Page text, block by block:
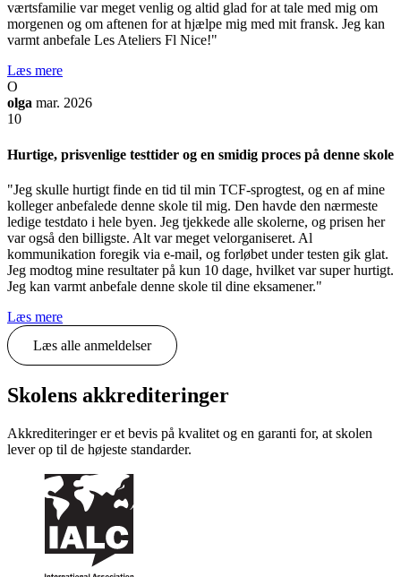
værtsfamilie var meget venlig og altid glad for at tale med mig om
morgenen og om aftenen for at hjælpe mig med mit fransk. Jeg kan
varmt anbefale Les Ateliers Fl Nice!"
Læs mere
O
olga mar. 2026
10
Hurtige, prisvenlige testtider og en smidig proces på denne skole
"Jeg skulle hurtigt finde en tid til min TCF-sprogtest, og en af mine
kolleger anbefalede denne skole til mig. Den havde den nærmeste
ledige testdato i hele byen. Jeg tjekkede alle skolerne, og prisen her
var også den billigste. Alt var meget velorganiseret. Al
kommunikation foregik via e-mail, og forløbet under testen gik glat.
Jeg modtog mine resultater på kun 10 dage, hvilket var super hurtigt.
Jeg kan varmt anbefale denne skole til dine eksamener."
Læs mere
Læs alle anmeldelser
Skolens akkrediteringer
Akkrediteringer er et bevis på kvalitet og en garanti for, at skolen
lever op til de højeste standarder.